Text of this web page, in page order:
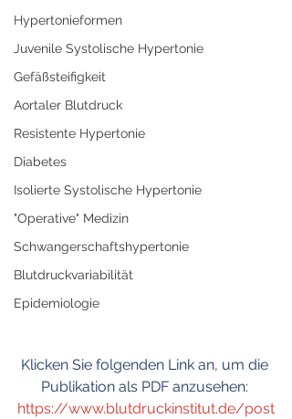
Hypertonieformen
Juvenile Systolische Hypertonie
Gefäßsteifigkeit
Aortaler Blutdruck
Resistente Hypertonie
Diabetes
Isolierte Systolische Hypertonie
"Operative" Medizin
Schwangerschaftshypertonie
Blutdruckvariabilität
Epidemiologie
Klicken Sie folgenden Link an, um die
Publikation als PDF anzusehen:
https://www.blutdruckinstitut.de/post